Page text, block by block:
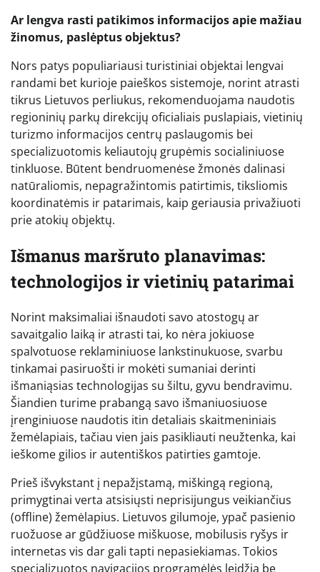
Ar lengva rasti patikimos informacijos apie mažiau
žinomus, paslėptus objektus?
Nors patys populiariausi turistiniai objektai lengvai
randami bet kurioje paieškos sistemoje, norint atrasti
tikrus Lietuvos perliukus, rekomenduojama naudotis
regioninių parkų direkcijų oficialiais puslapiais, vietinių
turizmo informacijos centrų paslaugomis bei
specializuotomis keliautojų grupėmis socialiniuose
tinkluose. Būtent bendruomenėse žmonės dalinasi
natūraliomis, nepagražintomis patirtimis, tiksliomis
koordinatėmis ir patarimais, kaip geriausia privažiuoti
prie atokių objektų.
Išmanus maršruto planavimas:
technologijos ir vietinių patarimai
Norint maksimaliai išnaudoti savo atostogų ar
savaitgalio laiką ir atrasti tai, ko nėra jokiuose
spalvotuose reklaminiuose lankstinukuose, svarbu
tinkamai pasiruošti ir mokėti sumaniai derinti
išmaniąsias technologijas su šiltu, gyvu bendravimu.
Šiandien turime prabangą savo išmaniuosiuose
įrenginiuose naudotis itin detaliais skaitmeniniais
žemėlapiais, tačiau vien jais pasikliauti neužtenka, kai
ieškome gilios ir autentiškos patirties gamtoje.
Prieš išvykstant į nepažįstamą, miškingą regioną,
primygtinai verta atsisiųsti neprisijungus veikiančius
(offline) žemėlapius. Lietuvos gilumoje, ypač pasienio
ruožuose ar gūdžiuose miškuose, mobilusis ryšys ir
internetas vis dar gali tapti nepasiekiamas. Tokios
specializuotos navigacijos programėlės leidžia be